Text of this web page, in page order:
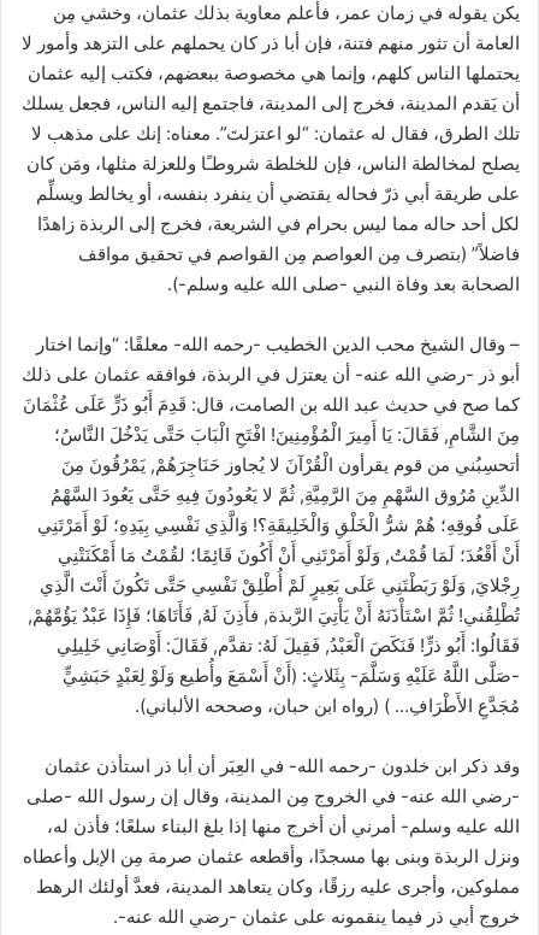
يكن يقوله في زمان عمر، فأعلم معاوية بذلك عثمان، وخشي مِن
العامة أن تثور منهم فتنة، فإن أبا ذر كان يحملهم على التزهد وأمور لا
يحتملها الناس كلهم، وإنما هي مخصوصة ببعضهم، فكتب إليه عثمان
أن يَقدم المدينة، فخرج إلى المدينة، فاجتمع إليه الناس، فجعل يسلك
تلك الطرق، فقال له عثمان: “لو اعتزلتَ”. معناه: إنك على مذهب لا
يصلح لمخالطة الناس، فإن للخلطة شروطـًا وللعزلة مثلها، ومَن كان
على طريقة أبي ذرّ فحاله يقتضي أن ينفرد بنفسه، أو يخالط ويسلِّم
لكل أحد حاله مما ليس بحرام في الشريعة، فخرج إلى الربذة زاهدًا
فاضلاً” (بتصرف مِن العواصم مِن القواصم في تحقيق مواقف
الصحابة بعد وفاة النبي -صلى الله عليه وسلم-).
– وقال الشيخ محب الدين الخطيب -رحمه الله- معلقًا: “وإنما اختار
أبو ذر -رضي الله عنه- أن يعتزل في الربذة، فوافقه عثمان على ذلك
كما صح في حديث عبد الله بن الصامت، قال: قَدِمَ أَبُو ذَرٍّ عَلَى عُثْمَانَ
مِنَ الشَّامِ, فَقَالَ: يَا أَمِيرَ الْمُؤْمِنِينَ! افْتَحِ الْبَابَ حَتَّى يَدْخُلَ النَّاسُ؛
أتحسِبُني من قوم يقرأون الْقُرْآنَ لا يُجاوز حَنَاجِرَهُمْ, يَمْرُقُونَ مِنَ
الدِّينِ مُرُوق السَّهْمِ مِنَ الرَّمِيَّةِ, ثُمَّ لا يَعُودُونَ فِيهِ حَتَّى يَعُودَ السَّهْمُ
عَلَى فُوقِهِ؛ هُمْ شرُّ الْخَلْقِ وَالْخَلِيقَةِ؟! وَالَّذِي نَفْسِي بِيَدِهِ؛ لَوْ أَمَرْتَنِي
أَنْ أَقْعُدَ؛ لَمَا قُمْتُ, وَلَوْ أَمَرْتَنِي أَنْ أَكُونَ قَائِمًا؛ لقُمْتُ مَا أَمْكَنَتْنِي
رِجْلايَ, وَلَوْ رَبَطْتَنِي عَلَى بَعِيرٍ لَمْ أُطْلِقْ نَفْسِي حَتَّى تَكُونَ أَنْتَ الَّذِي
تُطْلِقُني! ثُمَّ اسْتَأْذَنَهُ أَنْ يَأْتِيَ الرَّبذة, فأَذِنَ لَهُ, فَأَتَاهَا؛ فَإِذَا عَبْدٌ يَؤُمَّهُمْ,
فَقَالُوا: أَبُو ذرٍّ! فَنَكَصَ الْعَبْدُ, فَقِيلَ لَهُ: تقدَّم, فَقَالَ: أَوْصَانِي خَلِيلِي
-صَلَّى اللَّهُ عَلَيْهِ وَسَلَّمَ- بِثَلاثٍ: (أَنْ أَسْمَعَ وأُطيع وَلَوْ لِعَبْدٍ حَبَشِيٍّ
مُجَدَّعِ الأَطْرَافِ… ) (رواه ابن حبان، وصححه الألباني).
وقد ذكر ابن خلدون -رحمه الله- في العِبَر أن أبا ذر استأذن عثمان
-رضي الله عنه- في الخروج مِن المدينة، وقال إن رسول الله -صلى
الله عليه وسلم- أمرني أن أخرج منها إذا بلغ البناء سلعًا؛ فأذن له،
ونزل الربذة وبنى بها مسجدًا، وأقطعه عثمان صرمة مِن الإبل وأعطاه
مملوكين، وأجرى عليه رزقًا، وكان يتعاهد المدينة، فعدَّ أولئك الرهط
خروج أبي ذر فيما ينقمونه على عثمان -رضي الله عنه-.